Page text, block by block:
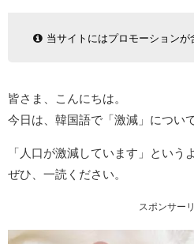
当サイトにはプロモーションが
皆さま、こんにちは。
今日は、韓国語で「激減」につい
「人口が激減しています」という
ぜひ、一読ください。
スポンサー